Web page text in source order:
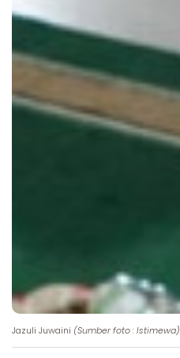
Jazuli Juwaini (Sumber foto : Istimewa)